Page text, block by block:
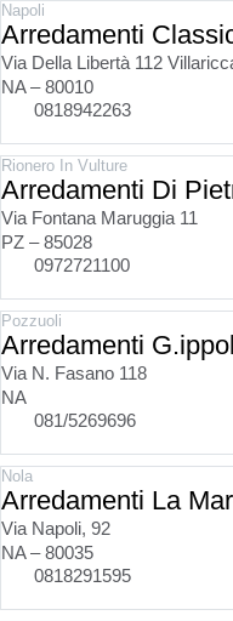
Napoli
Arredamenti
Via Della Libertà 112
NA – 80010
0818942263
Rionero In Vulture
Arredamenti Di
Via Fontana Maruggia 11
PZ – 85028
0972721100
Pozzuoli
Arredamenti
Via N. Fasano 118
NA
081/5269696
Nola
Arredamenti La
Via Napoli, 92
NA – 80035
0818291595